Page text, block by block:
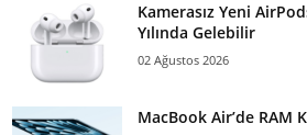
Kamerasız Yeni
Yılında Gelebilir
02 Ağustos 2026
MacBook Air’de RAM